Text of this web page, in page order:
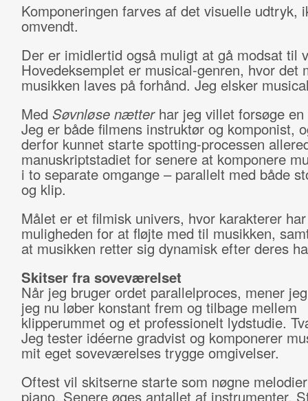
Komponeringen farves af det visuelle udtryk,
omvendt.
Der er imidlertid også muligt at gå modsat til
Hovedeksemplet er musical-genren, hvor det
musikken laves på forhånd. Jeg elsker
Med Søvnløse nætter har jeg villet forsøge
Jeg er både filmens instruktør og komponist,
derfor kunnet starte spotting-processen
manuskriptstadiet for senere at komponere
i to separate omgange – parallelt med både
og klip.
Målet er et filmisk univers, hvor karakterer har
muligheden for at fløjte med til musikken,
at musikken retter sig dynamisk efter deres
Skitser fra soveværelset
Når jeg bruger ordet parallelproces, mener
jeg nu løber konstant frem og tilbage mellem
klipperummet og et professionelt lydstudie.
Jeg tester idéerne gradvist og komponerer
mit eget soveværelses trygge omgivelser.
Oftest vil skitserne starte som nøgne
piano. Senere øges antallet af instrumenter.